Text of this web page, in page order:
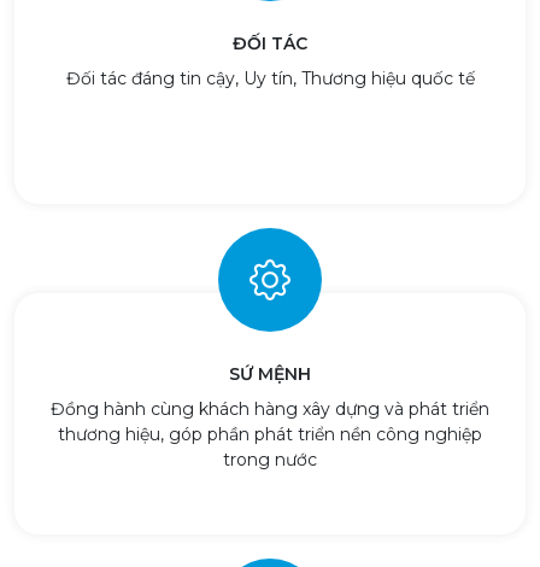
ĐỐI TÁC
Đối tác đáng tin cậy, Uy tín, Thương hiệu quốc tế
SỨ MỆNH
Đồng hành cùng khách hàng xây dựng và phát triển
thương hiệu, góp phần phát triển nền công nghiệp
trong nước